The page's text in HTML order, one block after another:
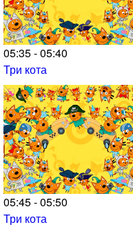
05:35 - 05:40
Три кота
05:45 - 05:50
Три кота